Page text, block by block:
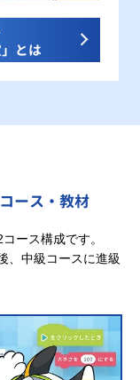
とは
ース・教材
ース構成です。
、中級コースに進級